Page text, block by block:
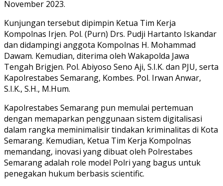
November 2023.
Kunjungan tersebut dipimpin Ketua Tim Kerja
Kompolnas Irjen. Pol. (Purn) Drs. Pudji Hartanto Iskandar
dan didampingi anggota Kompolnas H. Mohammad
Dawam. Kemudian, diterima oleh Wakapolda Jawa
Tengah Brigjen. Pol. Abiyoso Seno Aji, S.I.K. dan PJU, serta
Kapolrestabes Semarang, Kombes. Pol. Irwan Anwar,
S.I.K., S.H., M.Hum.
Kapolrestabes Semarang pun memulai pertemuan
dengan memaparkan penggunaan sistem digitalisasi
dalam rangka meminimalisir tindakan kriminalitas di Kota
Semarang. Kemudian, Ketua Tim Kerja Kompolnas
memandang, inovasi yang dibuat oleh Polrestabes
Semarang adalah role model Polri yang bagus untuk
penegakan hukum berbasis scientific.